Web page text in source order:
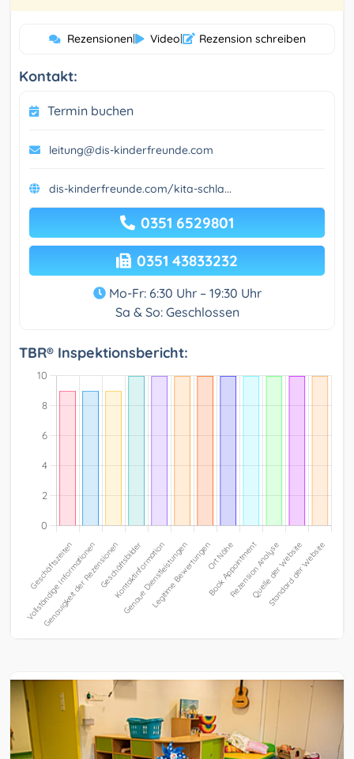
Rezensionen| Video| Rezension schreiben
Kontakt:
Termin buchen
leitung@dis-kinderfreunde.com
dis-kinderfreunde.com/kita-schla...
0351 6529801
0351 43833232
Mo-Fr: 6:30 Uhr – 19:30 Uhr
Sa & So: Geschlossen
TBR® Inspektionsbericht: